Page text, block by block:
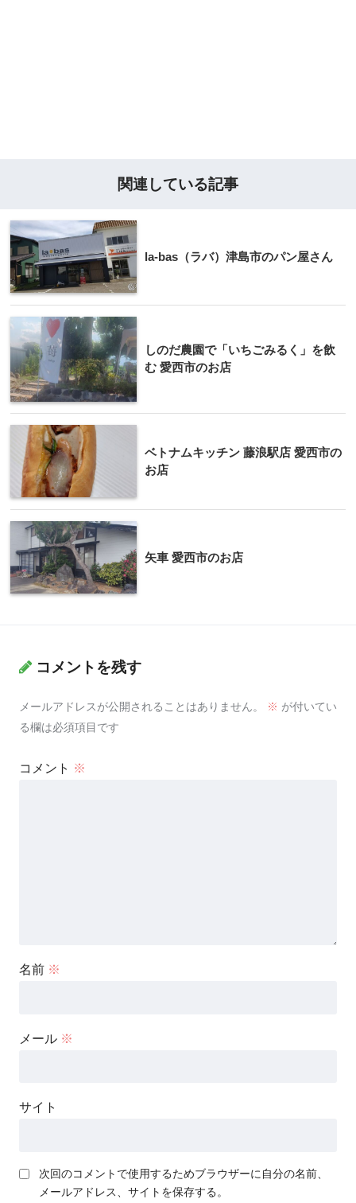
関連している記事
la-bas（ラバ）津島市のパン屋さん
しのだ農園で「いちごみるく」を飲
む 愛西市のお店
ベトナムキッチン 藤浪駅店 愛西市の
お店
矢車 愛西市のお店
コメントを残す
メールアドレスが公開されることはありません。 ※ が付いてい
る欄は必須項目です
コメント ※
名前 ※
メール ※
サイト
次回のコメントで使用するためブラウザーに自分の名前、
メールアドレス、サイトを保存する。